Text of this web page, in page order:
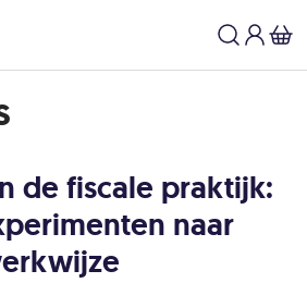
de fiscale praktijk:
naar